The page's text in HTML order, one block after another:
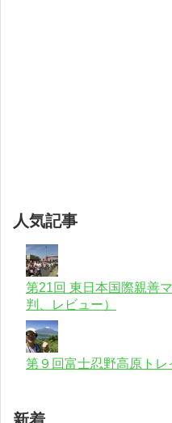
人気記事
第21回 東日本国際親善
判、レビュー）
第９回富士忍野高原ト